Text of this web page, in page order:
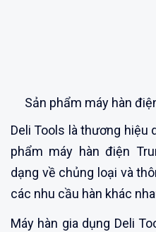
Sản phẩm máy hàn
Deli Tools là thương hiệu
phẩm máy hàn điện
dạng về chủng loại và
các nhu cầu hàn khác
Máy hàn gia dụng Deli